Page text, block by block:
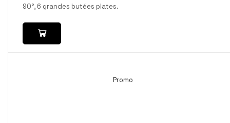
90°, 6 grandes butées plates.
Promo